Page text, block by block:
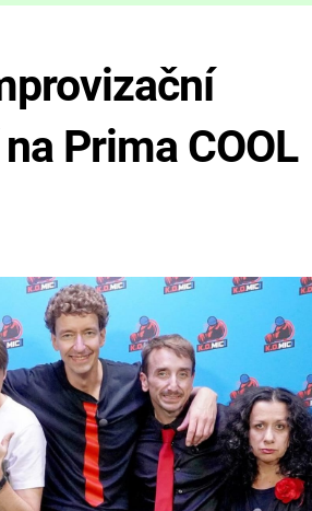
Prima COOL